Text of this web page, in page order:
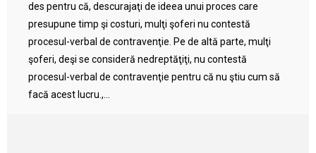
des pentru că, descurajaţi de ideea unui proces care
presupune timp şi costuri, mulţi şoferi nu contestă
procesul-verbal de contravenţie. Pe de altă parte, mulţi
şoferi, deşi se consideră nedreptăţiţi, nu contestă
procesul-verbal de contravenţie pentru că nu ştiu cum să
facă acest lucru.,...